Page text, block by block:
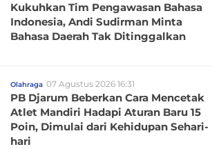
Kukuhkan Tim Pengawasan Bahasa
Indonesia, Andi Sudirman Minta
Bahasa Daerah Tak Ditinggalkan
Olahraga 07 Agustus 2026 16:31
PB Djarum Beberkan Cara Mencetak
Atlet Mandiri Hadapi Aturan Baru 15
Poin, Dimulai dari Kehidupan Sehari-
hari